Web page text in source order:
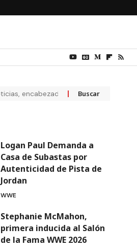
Logan Paul Demanda a
Casa de Subastas por
Autenticidad de Pista de
Jordan
WWE
Stephanie McMahon,
primera inducida al Salón
de la Fama WWE 2026